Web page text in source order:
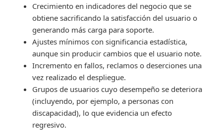
Crecimiento en indicadores del negocio que se
obtiene sacrificando la satisfacción del usuario o
generando más carga para soporte.
Ajustes mínimos con significancia estadística,
aunque sin producir cambios que el usuario note.
Incremento en fallos, reclamos o deserciones una
vez realizado el despliegue.
Grupos de usuarios cuyo desempeño se deteriora
(incluyendo, por ejemplo, a personas con
discapacidad), lo que evidencia un efecto
regresivo.